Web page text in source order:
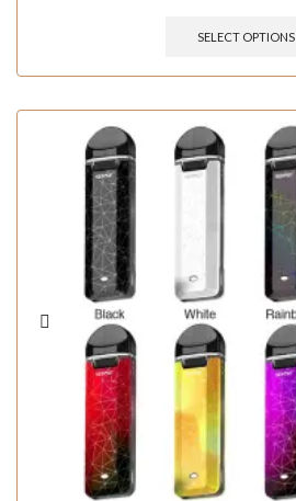
SELECT OPTIONS